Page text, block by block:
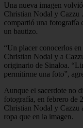
Una nueva imagen
Christian Nodal y Cazzu
compartió una fotografía
un bautizo.
“Un placer conocerlos
Christian Nodal y a
originario de Sinaloa.
permitirme una foto”,
Aunque el sacerdote no
fotografía, en febrero de
Christian Nodal y Cazzu
ropa que en la imagen.